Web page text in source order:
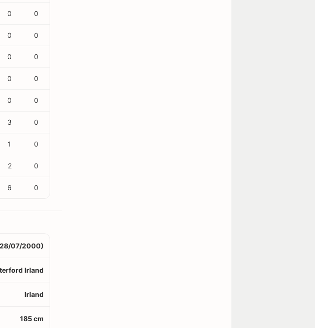
0 0
0 0
0 0
0 0
0 0
3 0
1 0
2 0
6 0
07/2000)
Irland
Irland
185 cm